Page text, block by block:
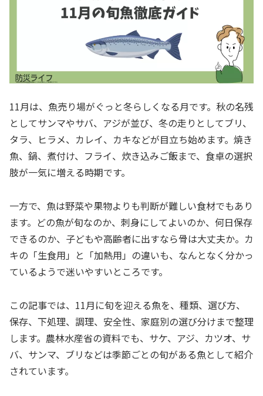
11月は、魚売り場がぐっと冬らしくなる月です。秋の名残
としてサンマやサバ、アジが並び、冬の走りとしてブリ、
タラ、ヒラメ、カレイ、カキなどが目立ち始めます。焼き
魚、鍋、煮付け、フライ、炊き込みご飯まで、食卓の選択
肢が一気に増える時期です。
一方で、魚は野菜や果物よりも判断が難しい食材でもあり
ます。どの魚が旬なのか、刺身にしてよいのか、何日保存
できるのか、子どもや高齢者に出すなら骨は大丈夫か。カ
キの「生食用」と「加熱用」の違いも、なんとなく分かっ
ているようで迷いやすいところです。
この記事では、11月に旬を迎える魚を、種類、選び方、
保存、下処理、調理、安全性、家庭別の選び分けまで整理
します。農林水産省の資料でも、サケ、アジ、カツオ、サ
バ、サンマ、ブリなどは季節ごとの旬がある魚として紹介
されています。